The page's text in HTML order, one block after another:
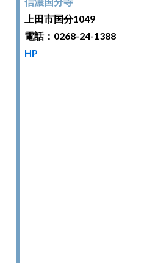
上田市国分1049
電話：0268-24-1388
HP